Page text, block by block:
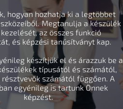
hogyan hozhatja ki a legtöbbet
Megtanulja a készülék
az összes funkció
és képzési tanúsítványt kap.
készítjük el és árazzuk be a
típusától és számától,
számától függően. A
egyénileg is tartunk Önnek
képzést.